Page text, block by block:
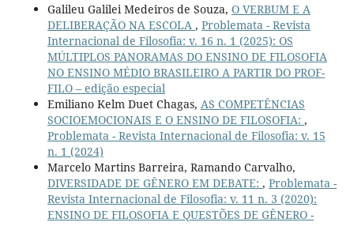
Galileu Galilei Medeiros de Souza, O VERBUM E A
DELIBERAÇÃO NA ESCOLA , Problemata - Revista
Internacional de Filosofia: v. 16 n. 1 (2025): OS
MÚLTIPLOS PANORAMAS DO ENSINO DE FILOSOFIA
NO ENSINO MÉDIO BRASILEIRO A PARTIR DO PROF-
FILO – edição especial
Emiliano Kelm Duet Chagas, AS COMPETÊNCIAS
SOCIOEMOCIONAIS E O ENSINO DE FILOSOFIA: ,
Problemata - Revista Internacional de Filosofia: v. 15
n. 1 (2024)
Marcelo Martins Barreira, Ramando Carvalho,
DIVERSIDADE DE GÊNERO EM DEBATE: , Problemata -
Revista Internacional de Filosofia: v. 11 n. 3 (2020):
ENSINO DE FILOSOFIA E QUESTÕES DE GÊNERO -